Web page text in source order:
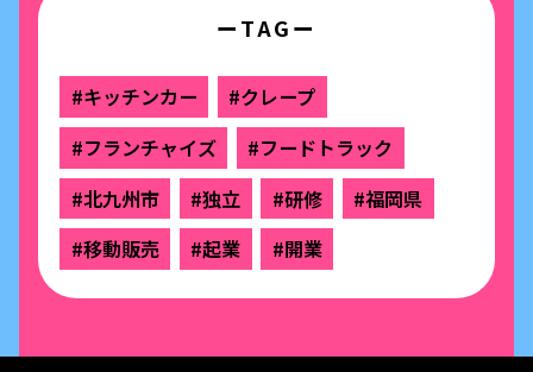
ーTAGー
#キッチンカー
#クレープ
#フランチャイズ
#フードトラック
#北九州市
#独立 #研修
#福岡県
#移動販売
#起業 #開業